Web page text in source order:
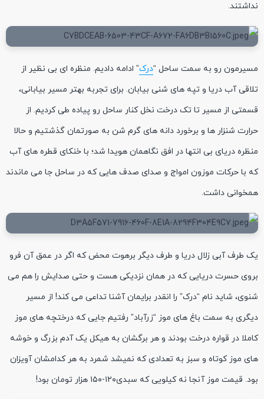
نداشتند.
مسیرمون رو به سمت ساحل “درک” ادامه دادیم. منظره ای بی نظیر از
تلاقی آب دریا و تپه های شنی بیابان. برای تجربه بهتر مسیر بیابانی،
قسمتی از مسیر تا تک درخت نخل کنار ساحل رو پیاده طی کردیم. از
حرارت شنزار ها و برخورد دانه های گرم شن به صورتمان گذشتیم و حالا
منظره دریای بی انتها در افق نگاهمان هویدا شد؛ با خنکای قطره های آب
که با حرکات موزون امواج و صدای صدف هایی که در ساحل جا می ماندند
همخوانی داشت.
یک طرف آبی زلال دریا و طرف دیگر برهوت محض که اگر در عمق آن فرو
بروی حسرت دریایی که در همان نزدیکی هست و حتی صدایش را هم می
شنوی، شاید نام “درک” را انقدر برایمان آشنا تداعی می کند! از مسیر
دیگری به سمت باغ های موز “زرآباد” رفتیم جایی که درختچه های موز
کاملا در قواره درخت بودند و هر برگشان به هیکل یک آدم بزرگ و خوشه
های موز کوتاه و سبز به تعدادی که نمیشد شمرد به هر کدامشان آویزان
بود. قیمت موز آنجا نه کیلویی که سبدی۱۲۰-۱۵۰ هزار تومان بود!